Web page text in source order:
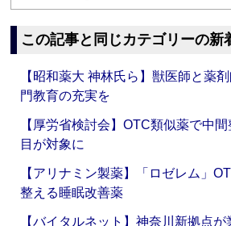
この記事と同じカテゴリーの新
【昭和薬大 神林氏ら】獣医師と薬
門教育の充実を
【厚労省検討会】OTC類似薬で中
目が対象に
【アリナミン製薬】「ロゼレム」
整える睡眠改善薬
【バイタルネット】神奈川新拠点